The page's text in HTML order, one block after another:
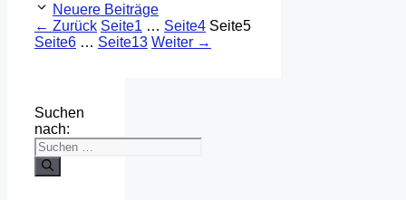
Neuere Beiträge
← Zurück Seite1 … Seite4 Seite5
Seite6 … Seite13 Weiter →
Suchen
nach: